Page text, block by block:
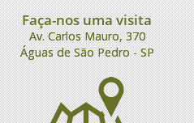
Faça-nos uma visita
Av. Carlos Mauro, 370
Águas de São Pedro - SP